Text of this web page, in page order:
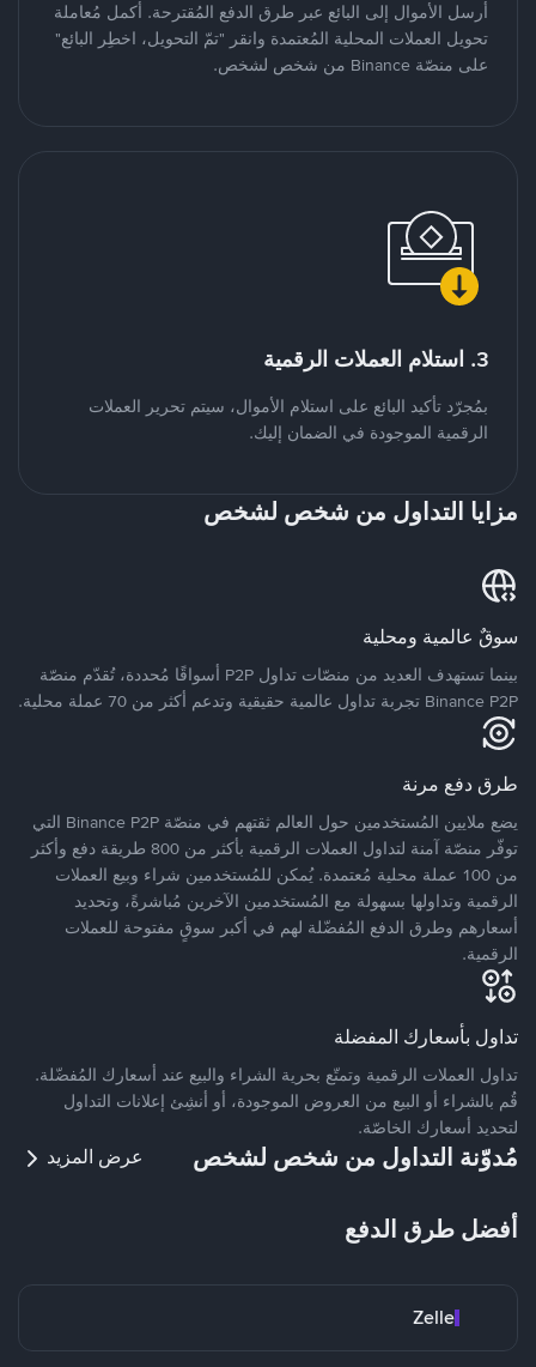
أرسل الأموال إلى البائع عبر طرق الدفع المُقترحة. أكمل مُعاملة
تحويل العملات المحلية المُعتمدة وانقر "تمّ التحويل، اخطِر البائع"
على منصّة Binance من شخص لشخص.
3. استلام العملات الرقمية
بمُجرّد تأكيد البائع على استلام الأموال، سيتم تحرير العملات
الرقمية الموجودة في الضمان إليك.
مزايا التداول من شخص لشخص
سوقٌ عالمية ومحلية
بينما تستهدف العديد من منصّات تداول P2P أسواقًا مُحددة، تُقدّم منصّة
Binance P2P تجربة تداول عالمية حقيقية وتدعم أكثر من 70 عملة محلية.
طرق دفع مرنة
يضع ملايين المُستخدمين حول العالم ثقتهم في منصّة Binance P2P التي
توفّر منصّة آمنة لتداول العملات الرقمية بأكثر من 800 طريقة دفع وأكثر
من 100 عملة محلية مُعتمدة. يُمكن للمُستخدمين شراء وبيع العملات
الرقمية وتداولها بسهولة مع المُستخدمين الآخرين مُباشرةً، وتحديد
أسعارهم وطرق الدفع المُفضّلة لهم في أكبر سوقٍ مفتوحة للعملات
الرقمية.
تداول بأسعارك المفضلة
تداول العملات الرقمية وتمتّع بحرية الشراء والبيع عند أسعارك المُفضّلة.
قُم بالشراء أو البيع من العروض الموجودة، أو أنشِئ إعلانات التداول
لتحديد أسعارك الخاصّة.
مُدوّنة التداول من شخص لشخص عرض المزيد
أفضل طرق الدفع
Zelle